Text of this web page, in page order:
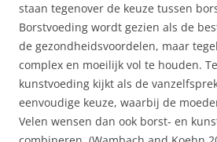
staan tegenover de keuze tussen
Borstvoeding wordt gezien als de
de gezondheidsvoordelen, maar
complex en moeilijk vol te houden.
kunstvoeding kijkt als de
eenvoudige keuze, waarbij de
Velen wensen dan ook borst- en